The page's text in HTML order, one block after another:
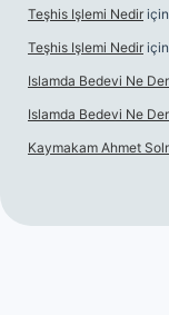
Teşhis Işlemi Nedir için
Teşhis Işlemi Nedir için
Islamda Bedevi Ne
Islamda Bedevi Ne
Kaymakam Ahmet